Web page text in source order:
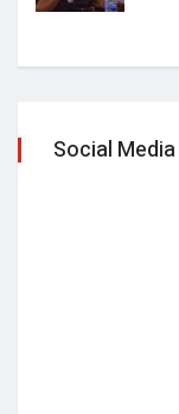
Social Media